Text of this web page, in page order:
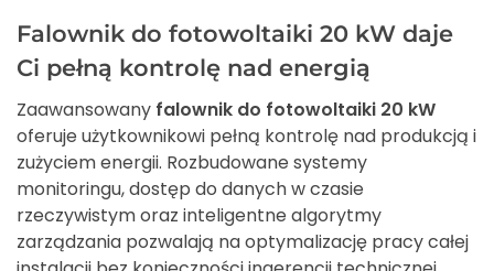
Falownik do fotowoltaiki 20 kW daje
Ci pełną kontrolę nad energią
Zaawansowany falownik do fotowoltaiki 20 kW
oferuje użytkownikowi pełną kontrolę nad produkcją i
zużyciem energii. Rozbudowane systemy
monitoringu, dostęp do danych w czasie
rzeczywistym oraz inteligentne algorytmy
zarządzania pozwalają na optymalizację pracy całej